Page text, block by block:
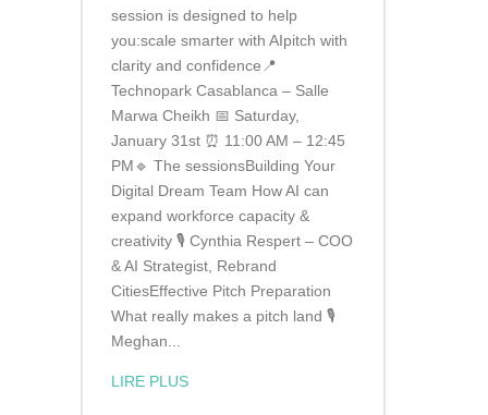
session is designed to help
you:scale smarter with AIpitch with
clarity and confidence📍
Technopark Casablanca – Salle
Marwa Cheikh 📅 Saturday,
January 31st ⏰ 11:00 AM – 12:45
PM🔹 The sessionsBuilding Your
Digital Dream Team How AI can
expand workforce capacity &
creativity 🎙 Cynthia Respert – COO
& AI Strategist, Rebrand
CitiesEffective Pitch Preparation
What really makes a pitch land 🎙
Meghan...
LIRE PLUS